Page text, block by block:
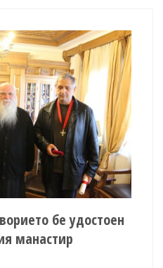
бе удостоен
манастир